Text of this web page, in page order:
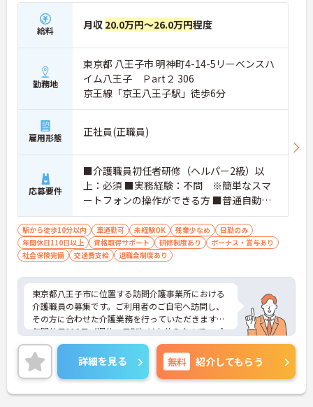
給料 月収 20.0万円～26.0万円程度
勤務地
東京都 八王子市 明神町4-14-5リーベンスハ
イム八王子 Ｐart２ 306
京王線「京王八王子駅」徒歩6分
雇用形態 正社員(正職員)
応募要件
■介護職員初任者研修（ヘルパー2級）以
上：必須 ■実務経験：不問 ※簡単なスマ
ートフォンの操作ができる方 ■普通自動車
運転免許（AT限定可）：あれば尚可
駅から徒歩10分以内 車通勤可 未経験OK 残業少なめ
日勤のみ
年間休日110日以上
資格取得サポート 研修制度あり
ボーナス・賞与あり
社会保険完備
交通費支給 退職金制度あり
東京都八王子市に位置する訪問介護事業所における
介護職員の募集です。ご利用者のご自宅へ訪問し、
その方に合わせた介護業務を行っていただきます。
年間休日119日（週休二日制）はお休みなので、プ
ライベートとのメリハリのある働き方が可能です。
また、研修制度があり、働きながらスキルアップが
目指せます。
ご興味のある方には、面接対策ポイントなど、さら
に詳細をお話しいたしますのでお気軽にご相談くだ
詳細を見る 無料 紹介してもらう